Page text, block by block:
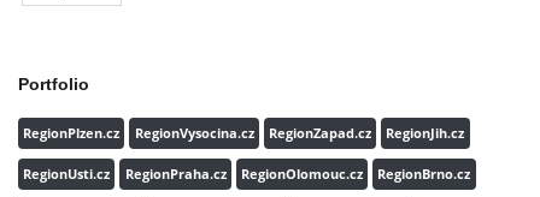
Portfolio
RegionPlzen.cz RegionVysocina.cz RegionZapad.cz RegionJih.cz
RegionUsti.cz RegionPraha.cz RegionOlomouc.cz RegionBrno.cz